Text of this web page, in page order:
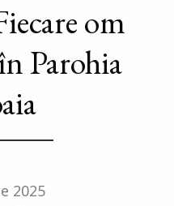
om
Parohia
2025